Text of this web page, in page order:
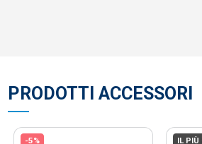
PRODOTTI ACCESSORI
-5% IL PIÙ